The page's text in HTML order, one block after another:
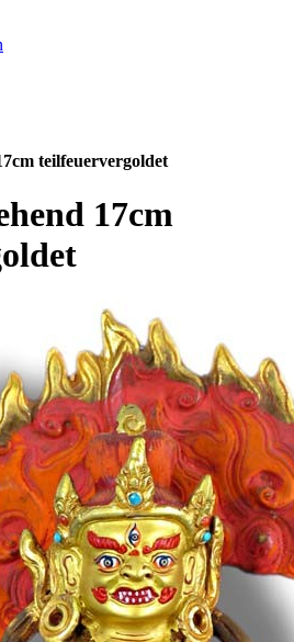
teilfeuervergoldet
17cm